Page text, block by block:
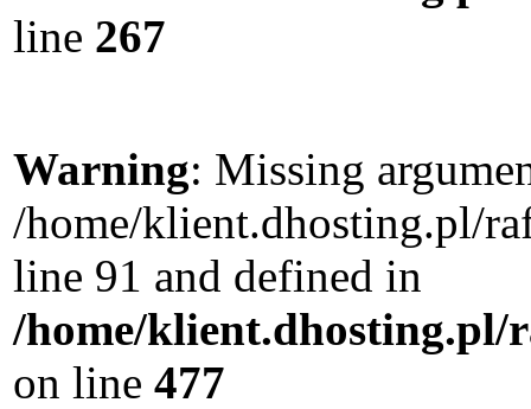
line 267
Warning: Missing
/home/klient.dhosting.pl/
line 91 and defined in
/home/klient.dhosting.pl/
on line 477